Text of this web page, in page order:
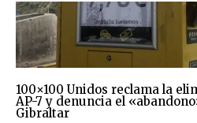
100×100 Unidos reclama la
AP-7 y denuncia el
Gibraltar